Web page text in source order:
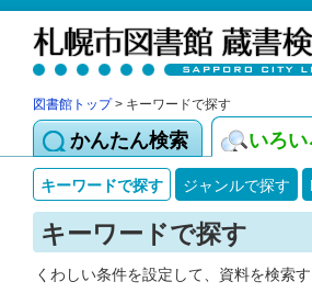
図書館トップ> キーワードで探す
かんたん検索 いろ
キーワードで探す ジャンルで探す
キーワードで探す
くわしい条件を設定して、資料を検索す